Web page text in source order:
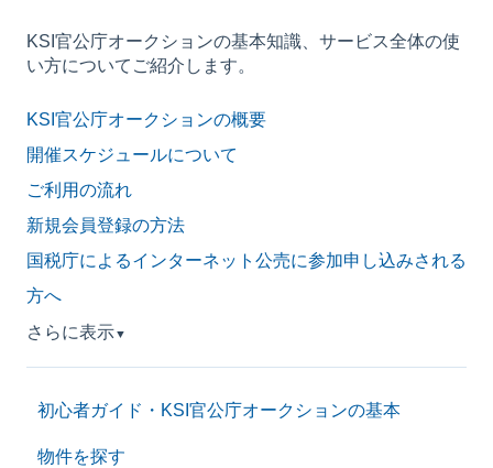
KSI官公庁オークションの基本知識、サービス全体の使
い方についてご紹介します。
KSI官公庁オークションの概要
開催スケジュールについて
ご利用の流れ
新規会員登録の方法
国税庁によるインターネット公売に参加申し込みされる
方へ
さらに表示▼
初心者ガイド・KSI官公庁オークションの基本
物件を探す